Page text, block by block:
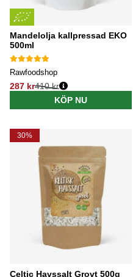
Mandelolja kallpressad EKO
500ml
Rawfoodshop
287 kr
Ordinarie pris:
410 kr
KÖP NU
30%
Celtic Havssalt Grovt 500g